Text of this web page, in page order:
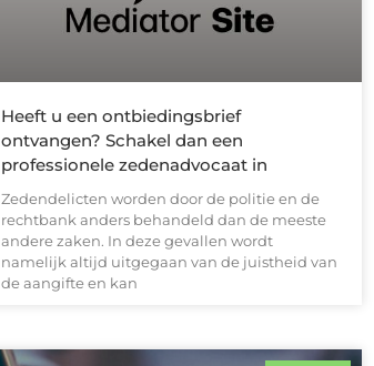
Heeft u een ontbiedingsbrief
ontvangen? Schakel dan een
professionele zedenadvocaat in
Zedendelicten worden door de politie en de
rechtbank anders behandeld dan de meeste
andere zaken. In deze gevallen wordt
namelijk altijd uitgegaan van de juistheid van
de aangifte en kan